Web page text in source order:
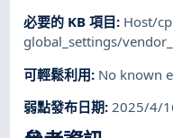
必要的 KB 項目: Host/
global_settings/
可輕鬆利用: No known
弱點發布日期:2025/4/